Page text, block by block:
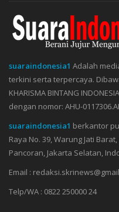
suaraindonesia1 Adalah
terkini serta terpercaya.
KHARISMA BINTANG
dengan nomor: AHU-
suaraindonesia1 berkantor
Raya No. 39, Warung Jati
Pancoran, Jakarta Selatan,
Email :
Telp/WA : 0822 250000 24